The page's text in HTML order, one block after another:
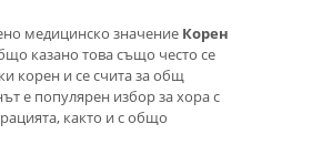
медицинско значение Корен
казано това също често се
корен и се счита за общ
е популярен избор за хора с
както и с общо